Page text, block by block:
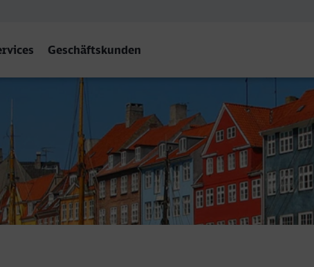
Geschäftskunden